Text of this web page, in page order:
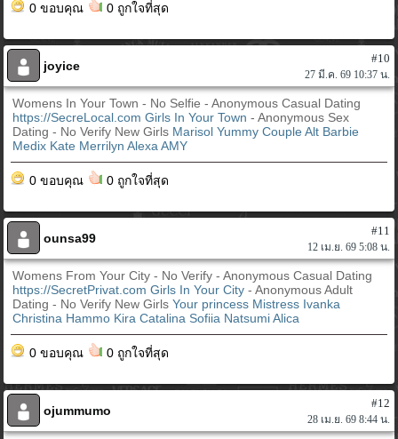
0 ขอบคุณ 0 ถูกใจที่สุด
joyice
#10
27 มี.ค. 69 10:37 น.
Womens In Your Town - No Selfie - Anonymous Casual Dating
https://SecreLocal.com Girls In Your Town- Anonymous Sex
Dating - No Verify New Girls Marisol Yummy Couple Alt Barbie
Medix Kate Merrilyn Alexa AMY
0 ขอบคุณ 0 ถูกใจที่สุด
ounsa99
#11
12 เม.ย. 69 5:08 น.
Womens From Your City - No Verify - Anonymous Casual Dating
https://SecretPrivat.com Girls In Your City- Anonymous Adult
Dating - No Verify New GirlsYour princess Mistress Ivanka
Christina Hammo Kira Catalina Sofiia Natsumi Alica
0 ขอบคุณ 0 ถูกใจที่สุด
ojummumo
#12
28 เม.ย. 69 8:44 น.